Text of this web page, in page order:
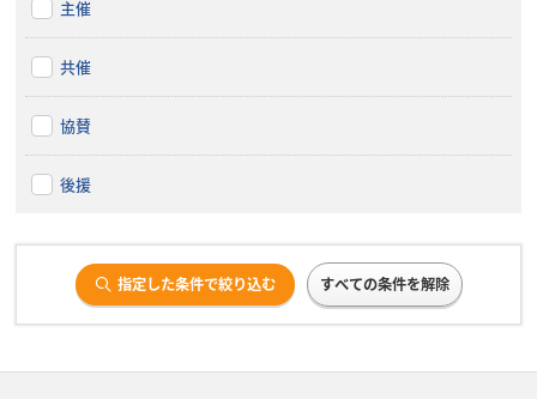
主催
共催
協賛
後援
指定した条件で絞り込む すべての条件を解除